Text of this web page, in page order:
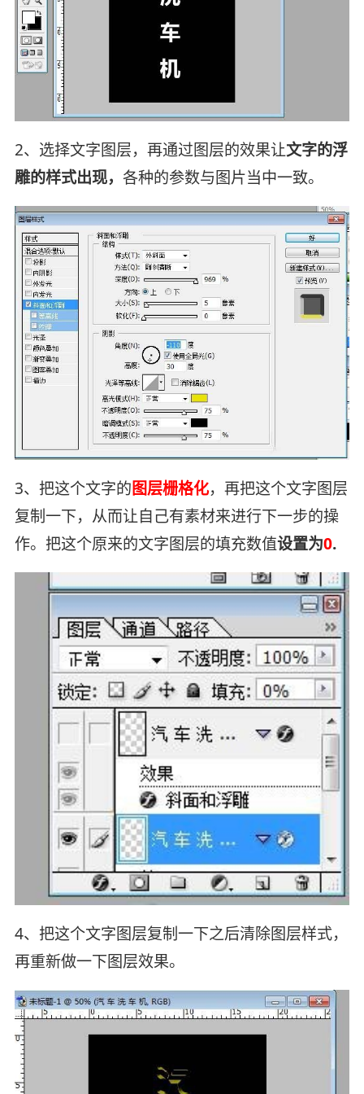
2、选择文字图层，再通过图层的效果让文字的浮
雕的样式出现， 各种的参数与图片当中一致。
3、把这个文字的图层栅格化，再把这个文字图层
复制一下，从而让自己有素材来进行下一步的操
作。把这个原来的文字图层的填充数值设置为0.
4、把这个文字图层复制一下之后清除图层样式，
再重新做一下图层效果。